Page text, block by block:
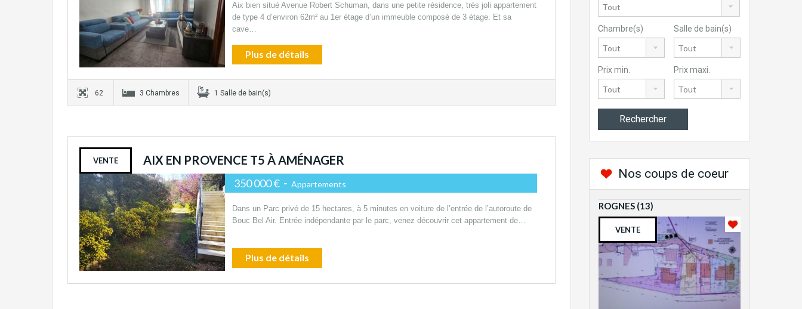
Aix bien situé Avenue Robert Schuman, dans une petite résidence, très joli appartement
de type 4 d’environ 62m² au 1er étage d’un immeuble composé de 3 étage. Et sa
cave…
Plus de détails
62 3 Chambres 1 Salle de bain(s)
VENTE AIX EN PROVENCE T5 À AMÉNAGER
350 000 € - Appartements
Dans un Parc privé de 15 hectares, à 5 minutes en voiture de l’entrée de l’autoroute de
Bouc Bel Air. Entrée indépendante par le parc, venez découvrir cet appartement de…
Plus de détails
Chambre(s) Salle de bain(s)
Prix min. Prix maxi.
Nos coups de coeur
ROGNES (13)
VENTE